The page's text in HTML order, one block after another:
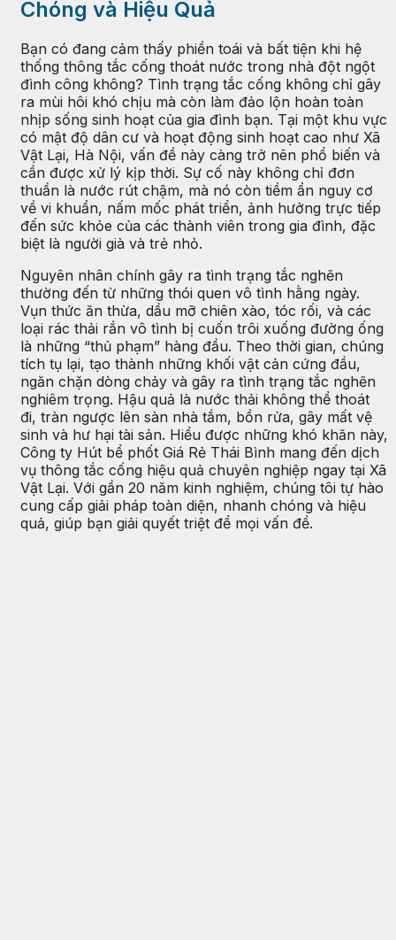
Chóng và Hiệu Quả
Bạn có đang cảm thấy phiền toái và bất tiện khi hệ
thống thông tắc cống thoát nước trong nhà đột ngột
đình công không? Tình trạng tắc cống không chỉ gây
ra mùi hôi khó chịu mà còn làm đảo lộn hoàn toàn
nhịp sống sinh hoạt của gia đình bạn. Tại một khu vực
có mật độ dân cư và hoạt động sinh hoạt cao như Xã
Vật Lại, Hà Nội, vấn đề này càng trở nên phổ biến và
cần được xử lý kịp thời. Sự cố này không chỉ đơn
thuần là nước rút chậm, mà nó còn tiềm ẩn nguy cơ
về vi khuẩn, nấm mốc phát triển, ảnh hưởng trực tiếp
đến sức khỏe của các thành viên trong gia đình, đặc
biệt là người già và trẻ nhỏ.
Nguyên nhân chính gây ra tình trạng tắc nghẽn
thường đến từ những thói quen vô tình hằng ngày.
Vụn thức ăn thừa, dầu mỡ chiên xào, tóc rối, và các
loại rác thải rắn vô tình bị cuốn trôi xuống đường ống
là những “thủ phạm” hàng đầu. Theo thời gian, chúng
tích tụ lại, tạo thành những khối vật cản cứng đầu,
ngăn chặn dòng chảy và gây ra tình trạng tắc nghẽn
nghiêm trọng. Hậu quả là nước thải không thể thoát
đi, tràn ngược lên sàn nhà tắm, bồn rửa, gây mất vệ
sinh và hư hại tài sản. Hiểu được những khó khăn này,
Công ty Hút bể phốt Giá Rẻ Thái Bình mang đến dịch
vụ thông tắc cống hiệu quả chuyên nghiệp ngay tại Xã
Vật Lại. Với gần 20 năm kinh nghiệm, chúng tôi tự hào
cung cấp giải pháp toàn diện, nhanh chóng và hiệu
quả, giúp bạn giải quyết triệt để mọi vấn đề.